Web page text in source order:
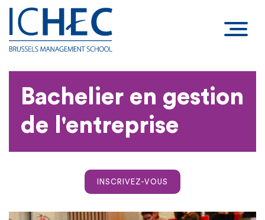
Bachelier en gestion
de l'entreprise
INSCRIVEZ-VOUS